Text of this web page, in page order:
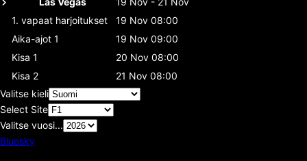
1. vapaat harjoitukset
19 Nov 08:00
Aika-ajot 1
19 Nov 09:00
Kisa 1
20 Nov 08:00
Kisa 2
21 Nov 08:00
Valitse kieli
Select Site
Valitse vuosi...
Bluesky